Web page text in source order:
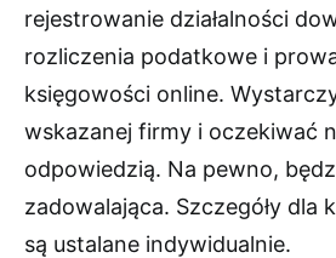
rejestrowanie działalności
rozliczenia podatkowe i
księgowości online.
wskazanej firmy i oczekiwać
odpowiedzią. Na pewno,
zadowalająca. Szczegóły dla
są ustalane indywidualnie.